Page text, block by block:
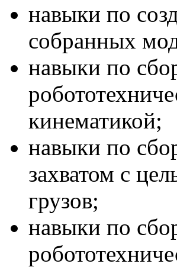
навыки по
собранных
навыки по
кинематикой;
навыки по
захватом с
грузов;
навыки по